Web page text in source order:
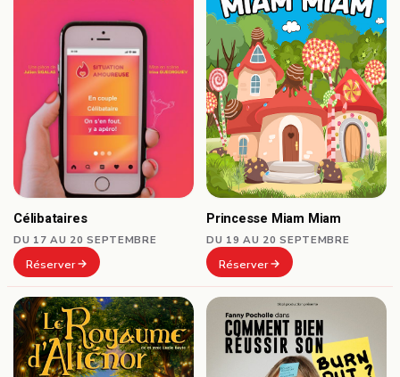
Célibataires
DU 17 AU 20 SEPTEMBRE
Réserver
Princesse Miam Miam
DU 19 AU 20 SEPTEMBRE
Réserver